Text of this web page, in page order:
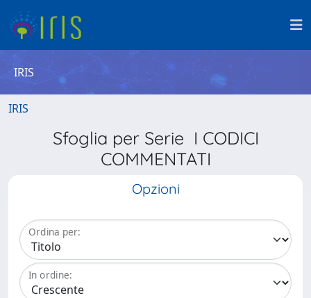
IRIS
IRIS
Sfoglia per Serie I CODICI
COMMENTATI
Opzioni
Ordina per:
In ordine: